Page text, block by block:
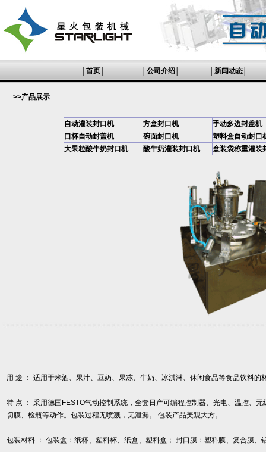
首页 公司介绍 新闻动态
>>产品展示
自动灌装封口机 方盒封口机
手动多边封盖机
口杯自动封盖机
碗面封口机
塑料盒自动封口
大果粒酸牛奶封口机
酸牛奶灌装封口机 盒装袋称重灌装
用 途 ： 适用于米酒、果汁、豆奶、果冻、牛奶、冰淇淋、休闲食品等食品饮料的
特 点 ： 采用德国FESTO气动控制系统，全套日产可编程控制器、光电、温控、
切膜、检瓶等动作。包装过程无喷溅，无泄漏。 包装产品美观大方。
包装材料 ： 包装盒：纸杯、塑料杯、纸盒、塑料盒； 封口膜：塑料膜、复合膜、